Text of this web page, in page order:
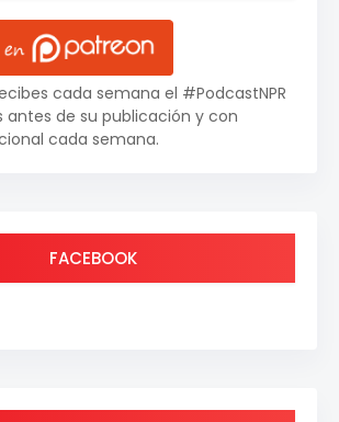
cada semana el #PodcastNPR
antes de su publicación y con
cada semana.
FACEBOOK